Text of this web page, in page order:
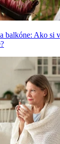
balkóne: Ako si